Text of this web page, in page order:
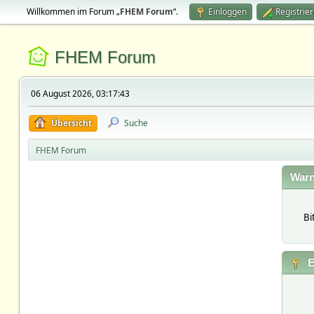
Willkommen im Forum „FHEM Forum“. Einloggen
FHEM Forum
06 August 2026, 03:17:43
Übersicht Suche
FHEM Forum